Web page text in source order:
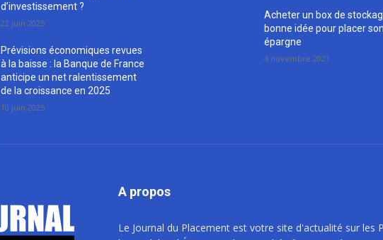
d’investissement ?
22 juin 2025
Prévisions économiques revues
à la baisse : la Banque de France
anticipe un net ralentissement
de la croissance en 2025
10 juin 2025
Acheter un box de
bonne idée pour placer son
épargne
4 novembre 2021
A propos
Le Journal du Placement est votre site d'actualité sur les